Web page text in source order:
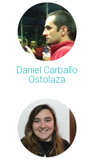
Daniel Carballo
Ostolaza